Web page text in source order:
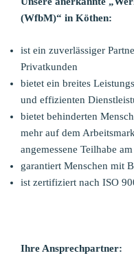
(WfbM)“ in Köthen:
ist ein zuverlässiger
Privatkunden
bietet ein breites
und effizienten
bietet behinderten
mehr auf dem
angemessene Teilhabe
garantiert Menschen mit
ist zertifiziert nach ISO
Ihre Ansprechpartner: